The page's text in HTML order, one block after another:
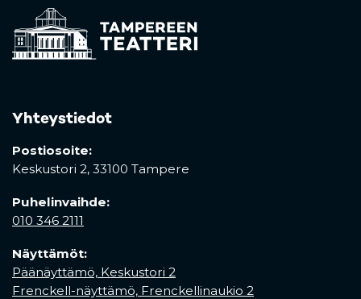
Yhteystiedot
Postiosoite:
Keskustori 2, 33100 Tampere
Puhelinvaihde:
010 346 2111
Näyttämöt:
Päänäyttämö, Keskustori 2
Frenckell-näyttämö, Frenckellinaukio 2